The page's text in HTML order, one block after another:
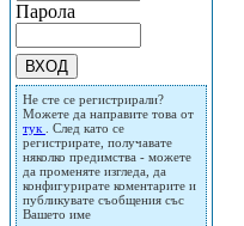
Парола
Не сте се регистрирали?
Можете да направите това от
тук
. След като се
регистрирате, получавате
няколко предимства - можете
да променяте изгледа, да
конфигурирате коментарите и
публикувате съобщения със
Вашето име